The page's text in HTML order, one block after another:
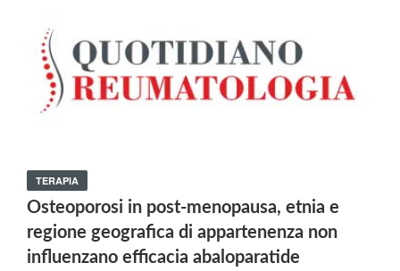
TERAPIA
Osteoporosi in post-menopausa, etnia e
regione geografica di appartenenza non
influenzano efficacia abaloparatide